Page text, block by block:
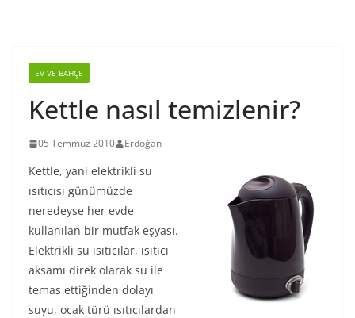
EV VE BAHÇE
Kettle nasıl temizlenir?
05 Temmuz 2010 Erdoğan
Kettle, yani elektrikli su
ısıtıcısı günümüzde
neredeyse her evde
kullanılan bir mutfak eşyası.
Elektrikli su ısıtıcılar, ısıtıcı
aksamı direk olarak su ile
temas ettiğinden dolayı
suyu, ocak türü ısıtıcılardan